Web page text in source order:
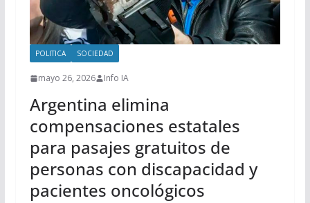
POLITICA SOCIEDAD
mayo 26, 2026 Info IA
Argentina elimina
compensaciones estatales
para pasajes gratuitos de
personas con discapacidad y
pacientes oncológicos